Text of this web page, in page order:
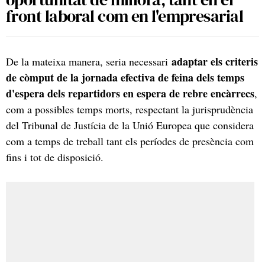
front laboral com en l'empresarial
De la mateixa manera, seria necessari adaptar els criteris
de còmput de la jornada efectiva de feina dels temps
d'espera dels repartidors en espera de rebre encàrrecs,
com a possibles temps morts, respectant la jurisprudència
del Tribunal de Justícia de la Unió Europea que considera
com a temps de treball tant els períodes de presència com
fins i tot de disposició.